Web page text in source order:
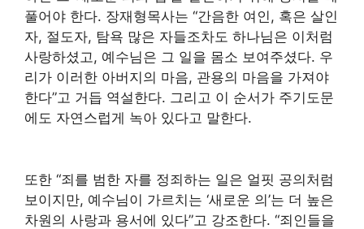
풀어야 한다. 장재형목사는 “간음한 여인, 혹은 살인
자, 절도자, 탐욕 많은 자들조차도 하나님은 이처럼
사랑하셨고, 예수님은 그 일을 몸소 보여주셨다. 우
리가 이러한 아버지의 마음, 관용의 마음을 가져야
한다”고 거듭 역설한다. 그리고 이 순서가 주기도문
에도 자연스럽게 녹아 있다고 말한다.
또한 “죄를 범한 자를 정죄하는 일은 얼핏 공의처럼
보이지만, 예수님이 가르치는 ‘새로운 의’는 더 높은
차원의 사랑과 용서에 있다”고 강조한다. “죄인들을